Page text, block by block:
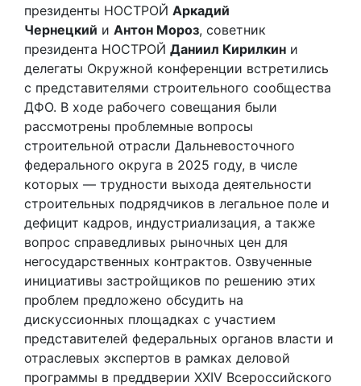
президенты НОСТРОЙ Аркадий
Чернецкий и Антон Мороз, советник
президента НОСТРОЙ Даниил Кирилкин и
делегаты Окружной конференции встретились
с представителями строительного сообщества
ДФО. В ходе рабочего совещания были
рассмотрены проблемные вопросы
строительной отрасли Дальневосточного
федерального округа в 2025 году, в числе
которых — трудности выхода деятельности
строительных подрядчиков в легальное поле и
дефицит кадров, индустриализация, а также
вопрос справедливых рыночных цен для
негосударственных контрактов. Озвученные
инициативы застройщиков по решению этих
проблем предложено обсудить на
дискуссионных площадках с участием
представителей федеральных органов власти и
отраслевых экспертов в рамках деловой
программы в преддверии XXIV Всероссийского